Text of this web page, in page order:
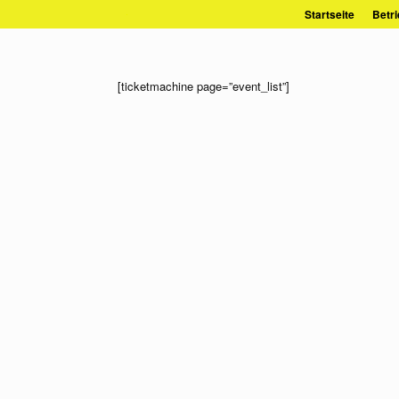
Inhalt
Startseite
[ticketmachine page=”event_list”]